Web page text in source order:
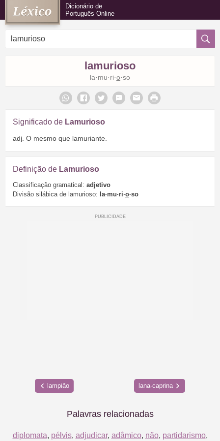
Dicionário de
Português Online
lamurioso
la·mu·ri·o·so
Significado de Lamurioso
adj. O mesmo que lamuriante.
Definição de Lamurioso
Classificação gramatical: adjetivo
Divisão silábica de lamurioso: la·mu·ri·o·so
lampião lana-caprina
Palavras relacionadas
diplomata, pélvis, adjudicar, adâmico, não, partidarismo,